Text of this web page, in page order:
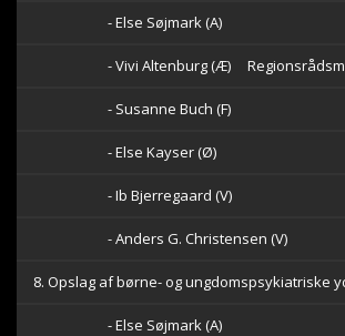
- Else Søjmark (A)
- Vivi Altenburg (Æ)
- Susanne Buch (F)
- Else Kayser (Ø)
- Ib Bjerregaard (V)
- Anders G. Christensen (V)
8. Opslag af børne- og ungdomspsykiatriske
- Else Søjmark (A)